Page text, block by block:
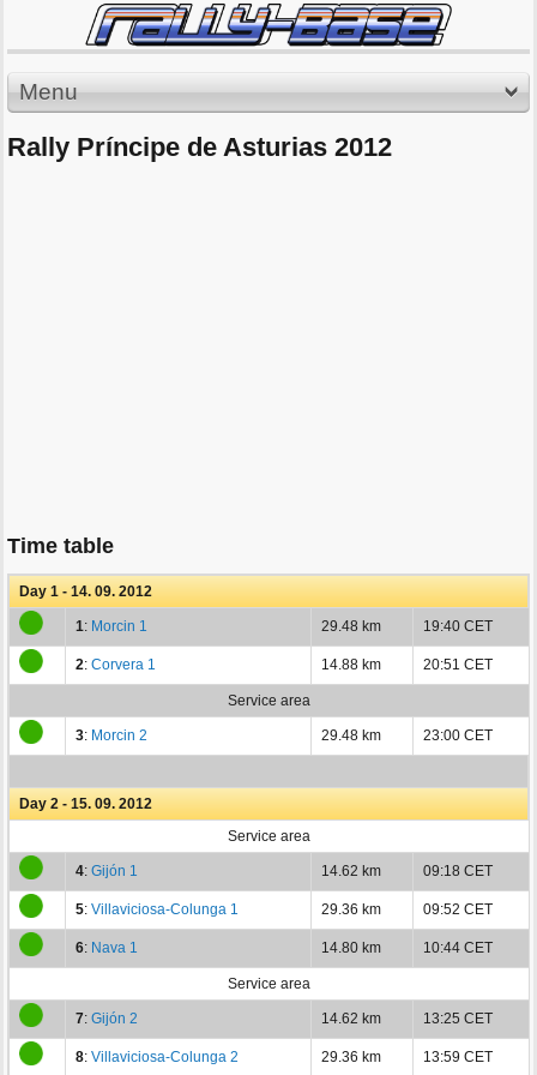
Menu
Rally Príncipe de Asturias 2012
Time table
Day 1 - 14. 09. 2012
1: Morcin 1 29.48 km 19:40 CET
2: Corvera 1 14.88 km 20:51 CET
Service area
3: Morcin 2 29.48 km 23:00 CET
Day 2 - 15. 09. 2012
Service area
4: Gijón 1 14.62 km 09:18 CET
5: Villaviciosa-Colunga 1 29.36 km 09:52 CET
6: Nava 1 14.80 km 10:44 CET
Service area
7: Gijón 2 14.62 km 13:25 CET
8: Villaviciosa-Colunga 2 29.36 km 13:59 CET